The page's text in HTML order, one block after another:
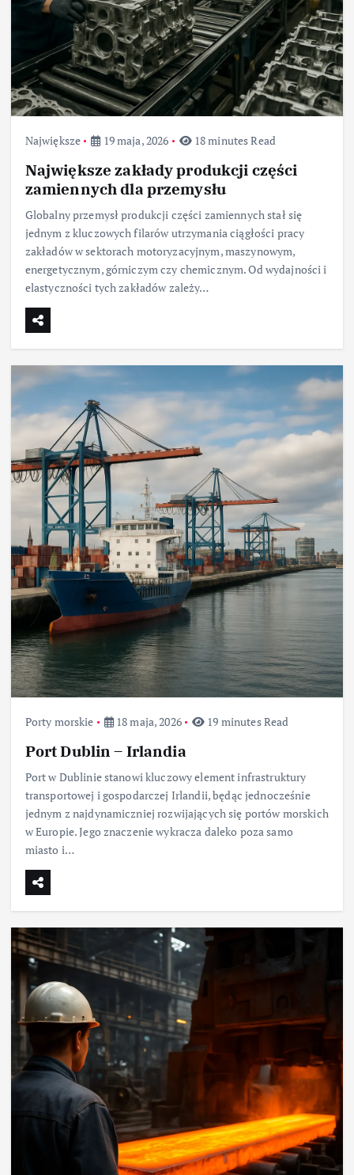
Największe 19 maja, 2026 18 minutes Read
Największe zakłady produkcji części
zamiennych dla przemysłu
Globalny przemysł produkcji części zamiennych stał się
jednym z kluczowych filarów utrzymania ciągłości pracy
zakładów w sektorach motoryzacyjnym, maszynowym,
energetycznym, górniczym czy chemicznym. Od wydajności i
elastyczności tych zakładów zależy…
Porty morskie 18 maja, 2026 19 minutes Read
Port Dublin – Irlandia
Port w Dublinie stanowi kluczowy element infrastruktury
transportowej i gospodarczej Irlandii, będąc jednocześnie
jednym z najdynamiczniej rozwijających się portów morskich
w Europie. Jego znaczenie wykracza daleko poza samo
miasto i…